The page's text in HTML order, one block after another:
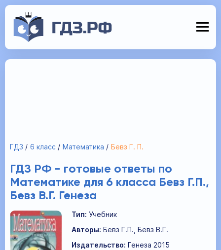
ГДЗ 6 класс Математика Бевз Г. П.
ГДЗ РФ - готовые ответы по
Математике для 6 класса Бевз Г.П.,
Бевз В.Г. Генеза
Тип: Учебник
Авторы: Бевз Г.П., Бевз В.Г.
Издательство: Генеза 2015